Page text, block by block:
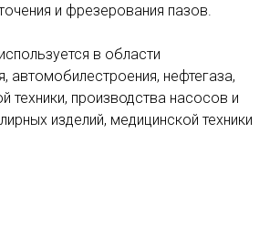
и фрезерования пазов.
в области
автомобилестроения, нефтегаза,
техники, производства насосов и
изделий, медицинской техники